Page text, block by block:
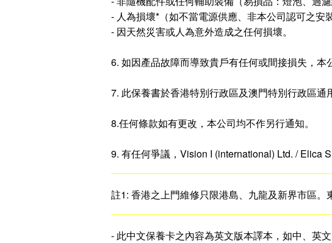
- 人為損壞*（如不當電源供應、非本公司認可之安
- 因天然災害或人為意外造成之任何損壞。
6. 如因產品故障而導致貴戶有任何或間接損失，本
7. 此保養書於香港特別行政區及澳門特別行政區通
8.任何條款如有更改，本公司均不作另行通知。
9. 有任何爭議，Vision I (international) Ltd. / Elica
註1: 香港之上門維修只限港島、九龍及新界市區。
- 此中文保養卡之內容為英文版本譯本，如中、英